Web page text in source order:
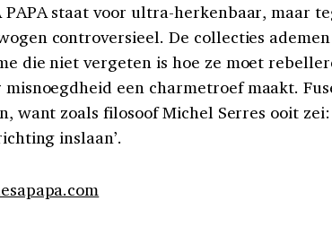
PAPA staat voor ultra-herkenbaar, maar
controversieel. De collecties
die niet vergeten is hoe ze moet
misnoegdheid een charmetroef maakt.
want zoals filosoof Michel Serres ooit
inslaan’.